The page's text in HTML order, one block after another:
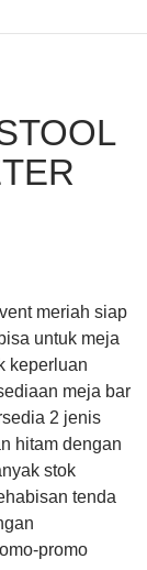
meriah siap
untuk meja
keperluan
meja bar
2 jenis
hitam dengan
stok
tenda
promo